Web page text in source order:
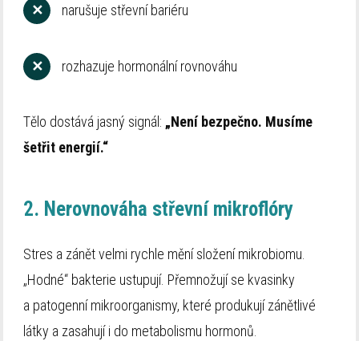
✕ narušuje střevní bariéru
✕ rozhazuje hormonální rovnováhu
Tělo dostává jasný signál: „Není bezpečno. Musíme
šetřit energií.“
2. Nerovnováha střevní mikroflóry
Stres a zánět velmi rychle mění složení mikrobiomu.
„Hodné“ bakterie ustupují. Přemnožují se kvasinky
a patogenní mikroorganismy, které produkují zánětlivé
látky a zasahují i do metabolismu hormonů.